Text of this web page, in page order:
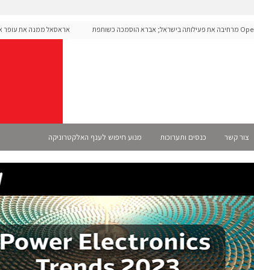
OpenAI מרחיבה את פעילותה בישראל; אברא הוסמכה כשותפת
אראסאל ממנה את עופר
צור קשר כנסים ותערוכות מנוע חיפוש לענף האלקטרוניקה